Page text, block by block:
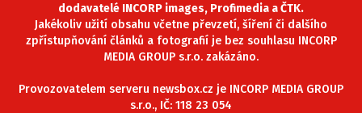
dodavatelé INCORP images, Profimedia a ČTK.
Jakékoliv užití obsahu včetne převzetí, šíření či dalšího
zpřístupňování článků a fotografií je bez souhlasu INCORP
MEDIA GROUP s.r.o. zakázáno.
Provozovatelem serveru newsbox.cz je INCORP MEDIA GROUP
s.r.o., IČ: 118 23 054